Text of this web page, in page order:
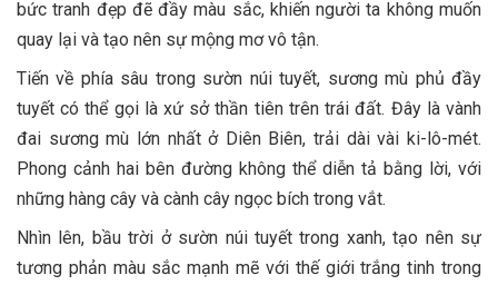
bức tranh đẹp đẽ đầy màu sắc, khiến người ta không muốn
quay lại và tạo nên sự mộng mơ vô tận.
Tiến về phía sâu trong sườn núi tuyết, sương mù phủ đầy
tuyết có thể gọi là xứ sở thần tiên trên trái đất. Đây là vành
đai sương mù lớn nhất ở Diên Biên, trải dài vài ki-lô-mét.
Phong cảnh hai bên đường không thể diễn tả bằng lời, với
những hàng cây và cành cây ngọc bích trong vắt.
Nhìn lên, bầu trời ở sườn núi tuyết trong xanh, tạo nên sự
tương phản màu sắc mạnh mẽ với thế giới trắng tinh trong